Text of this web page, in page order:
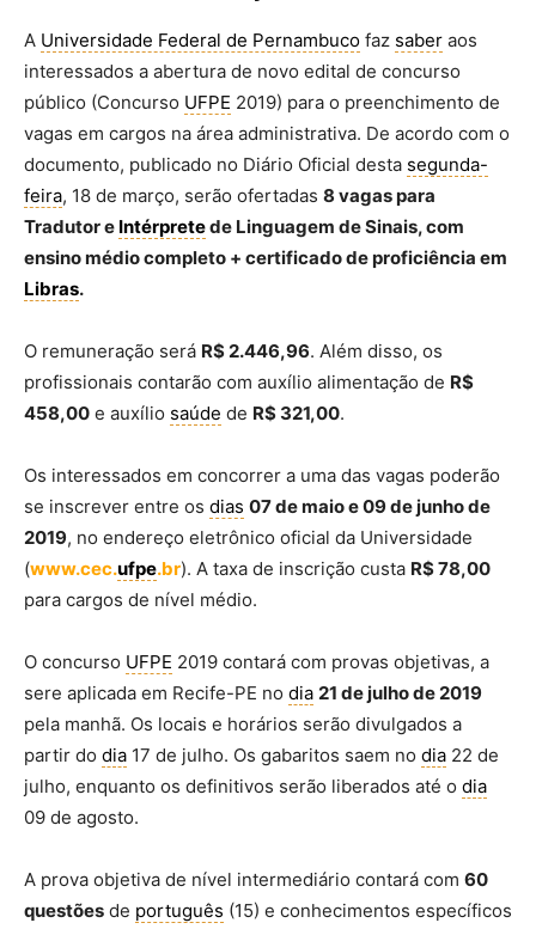
A Universidade Federal de Pernambuco faz saber aos
interessados a abertura de novo edital de concurso
público (Concurso UFPE 2019) para o preenchimento de
vagas em cargos na área administrativa. De acordo com o
documento, publicado no Diário Oficial desta segunda-
feira, 18 de março, serão ofertadas 8 vagas para
Tradutor e Intérpretede Linguagem de Sinais, com
ensino médio completo + certificado de proficiência em
Libras.
O remuneração será R$ 2.446,96. Além disso, os
profissionais contarão com auxílio alimentação de R$
458,00 e auxílio saúde de R$ 321,00.
Os interessados em concorrer a uma das vagas poderão
se inscrever entre os dias 07 de maio e 09 de junho de
2019, no endereço eletrônico oficial da Universidade
(www.cec.ufpe.br). A taxa de inscrição custa R$ 78,00
para cargos de nível médio.
O concurso UFPE 2019 contará com provas objetivas, a
sere aplicada em Recife-PE no dia 21 de julho de 2019
pela manhã. Os locais e horários serão divulgados a
partir do dia 17 de julho. Os gabaritos saem no dia 22 de
julho, enquanto os definitivos serão liberados até o dia
09 de agosto.
A prova objetiva de nível intermediário contará com 60
questões de português (15) e conhecimentos específicos